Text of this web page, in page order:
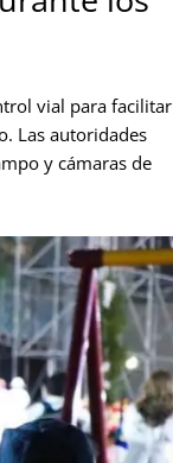
vial para facilitar
Las autoridades
y cámaras de